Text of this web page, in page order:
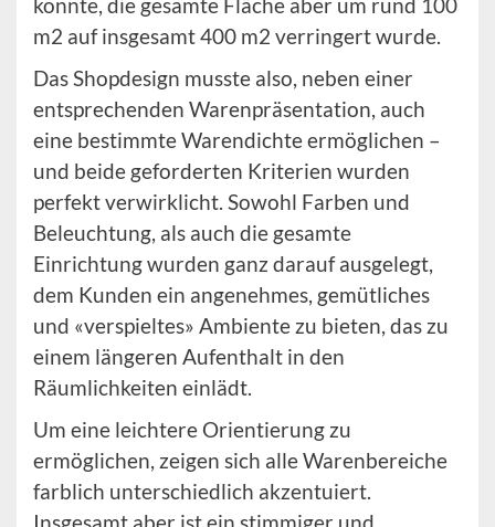
konnte, die gesamte Fläche aber um rund 100
m2 auf insgesamt 400 m2 verringert wurde.
Das Shopdesign musste also, neben einer
entsprechenden Warenpräsentation, auch
eine bestimmte Warendichte ermöglichen –
und beide geforderten Kriterien wurden
perfekt verwirklicht. Sowohl Farben und
Beleuchtung, als auch die gesamte
Einrichtung wurden ganz darauf ausgelegt,
dem Kunden ein angenehmes, gemütliches
und «verspieltes» Ambiente zu bieten, das zu
einem längeren Aufenthalt in den
Räumlichkeiten einlädt.
Um eine leichtere Orientierung zu
ermöglichen, zeigen sich alle Warenbereiche
farblich unterschiedlich akzentuiert.